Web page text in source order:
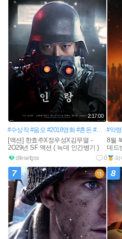
2:17:00
#수상작 #음모 #2018영화 #혼돈 #반정부 #
[액션] 한효주X정우성X김무열 -
2O29년 SF 액션 ( 늑데 인간병기 )
dfesefgss 0
#악령
8월
데드
파
7 8